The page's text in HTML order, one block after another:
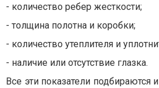
- количество ребер жесткости;
- толщина полотна и коробки;
- количество утеплителя и
- наличие или отсутствие глазка.
Все эти показатели подбираются